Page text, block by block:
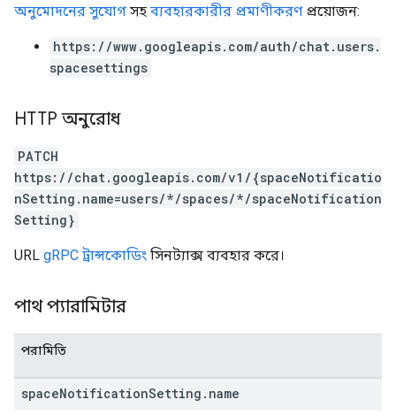
অনুমোদনের সুযোগ সহ ব্যবহারকারীর প্রমাণীকরণপ্রয়োজন:
https://www.googleapis.com/auth/chat.users.
spacesettings
HTTP অনুরোধ
PATCH
https://chat.googleapis.com/v1/{spaceNotificatio
nSetting.name=users/*/spaces/*/spaceNotification
Setting}
URL gRPC ট্রান্সকোডিং সিনট্যাক্স ব্যবহার করে।
পাথ প্যারামিটার
পরামিতি
spaceNotificationSetting . name